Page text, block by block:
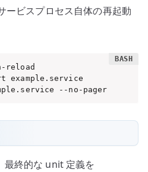
ービスプロセス自体の再起動
example.service
--no-pager
終的な unit 定義を